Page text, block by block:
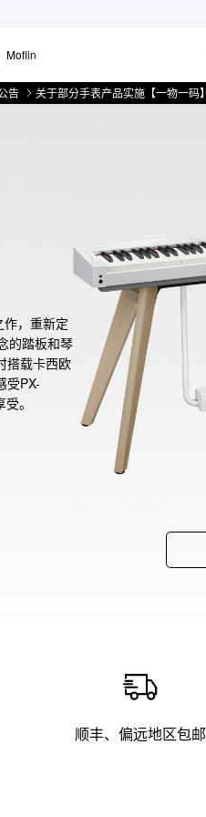
Moflin
分手表产品实施【一物一码】管理的公告
，重新定
的踏板和琴
搭载卡西欧
受PX-
。
顺丰、偏远地区包邮